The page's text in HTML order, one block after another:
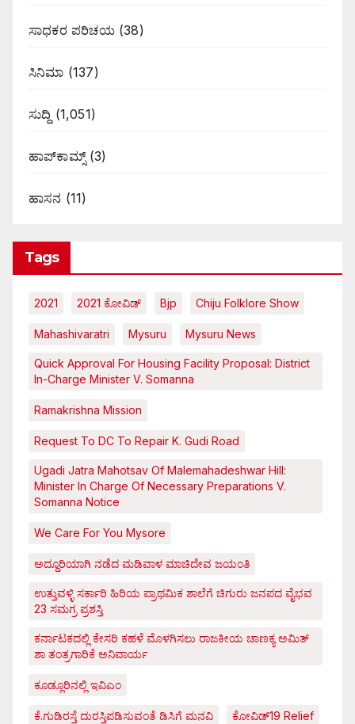
ಸಾಧಕರ ಪರಿಚಯ(38)
ಸಿನಿಮಾ (137)
ಸುದ್ದಿ (1,051)
ಹಾಪ್‌ಕಾಮ್ಸ್‌(3)
ಹಾಸನ (11)
Tags
2021 2021 ಕೋವಿಡ್‌ Bjp Chiju Folklore Show
Mahashivaratri Mysuru Mysuru News
Quick Approval For Housing Facility Proposal: District
In-Charge Minister V. Somanna
Ramakrishna Mission
Request To DC To Repair K. Gudi Road
Ugadi Jatra Mahotsav Of Malemahadeshwar Hill:
Minister In Charge Of Necessary Preparations V.
Somanna Notice
We Care For You Mysore
ಅದ್ದೂರಿಯಾಗಿ ನಡೆದ ಮಡಿವಾಳ ಮಾಚಿದೇವ ಜಯಂತಿ
ಉತ್ತುವಳ್ಳಿ ಸರ್ಕಾರಿ ಹಿರಿಯ ಪ್ರಾಥಮಿಕ ಶಾಲೆಗೆ ಚಿಗುರು ಜನಪದ ವೈಭವ
23 ಸಮಗ್ರ ಪ್ರಶಸ್ತಿ
ಕರ್ನಾಟಕದಲ್ಲಿ ಕೇಸರಿ ಕಹಳೆ ಮೊಳಗಿಸಲು ರಾಜಕೀಯ ಚಾಣಕ್ಯ ಅಮಿತ್
ಶಾ ತಂತ್ರಗಾರಿಕೆ ಅನಿವಾರ್ಯ
ಕೂಡ್ಲೂರಿನಲ್ಲಿ ಇವಿಎಂ
ಕೆ.ಗುಡಿರಸ್ತೆ ದುರಸ್ತಿಪಡಿಸುವಂತೆ ಡಿಸಿಗೆ ಮನವಿ ಕೋವಿಡ್‌19 Relief